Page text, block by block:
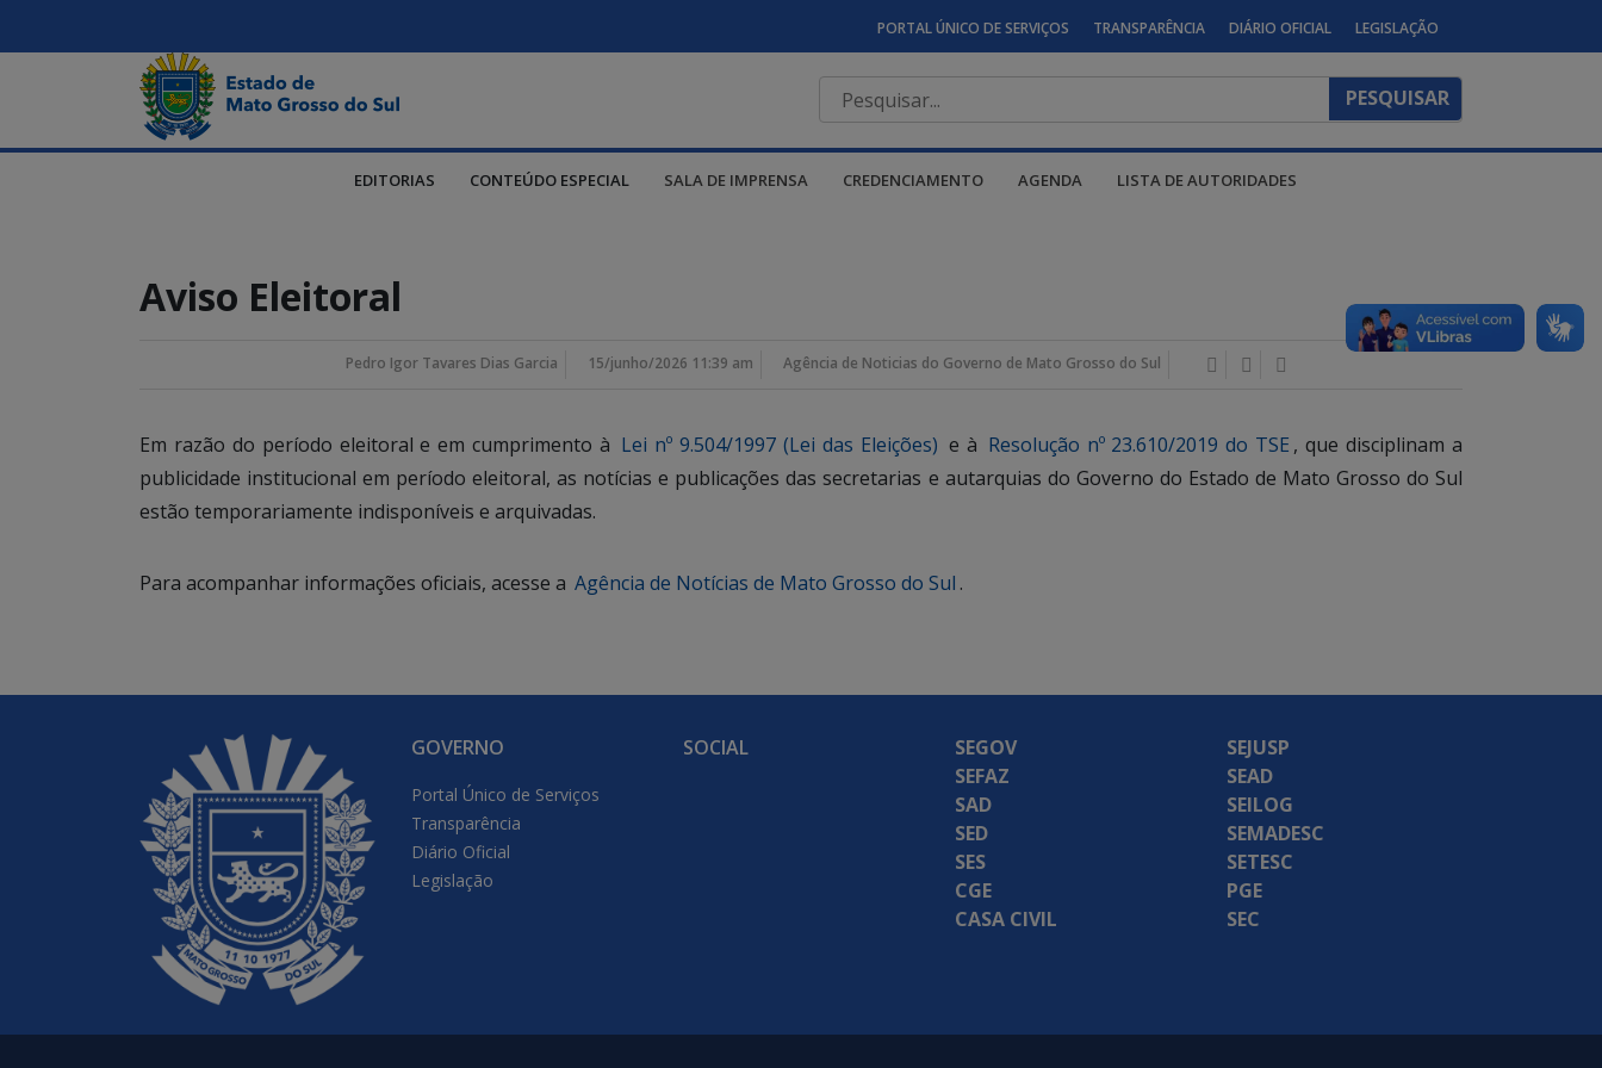
PORTAL ÚNICO DE SERVIÇOS TRANSPARÊNCIA DIÁRIO OFICIAL LEGISLAÇÃO
EDITORIAS CONTEÚDO ESPECIAL SALA DE IMPRENSA CREDENCIAMENTO AGENDA LISTA DE AUTORIDADES
Aviso Eleitoral
Pedro Igor Tavares Dias Garcia 15/junho/2026 11:39 am Agência de Noticias do Governo de Mato Grosso do Sul
Em razão do período eleitoral e em cumprimento à Lei nº 9.504/1997 (Lei das Eleições) e à Resolução nº 23.610/2019 do TSE , que disciplinam a
publicidade institucional em período eleitoral, as notícias e publicações das secretarias e autarquias do Governo do Estado de Mato Grosso do Sul
estão temporariamente indisponíveis e arquivadas.
Para acompanhar informações oficiais, acesse a Agência de Notícias de Mato Grosso do Sul .
GOVERNO
Portal Único de Serviços
Transparência
Diário Oficial
Legislação
SOCIAL
SEGOV
SEFAZ
SAD
SED
SES
CGE
CASA CIVIL
SEJUSP
SEAD
SEILOG
SEMADESC
SETESC
PGE
SEC